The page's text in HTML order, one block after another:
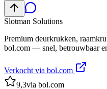
Slotman Solutions
Premium deurkrukken,
bol.com — snel, betrouwbaar
Verkocht via bol.com
9,3via bol.com